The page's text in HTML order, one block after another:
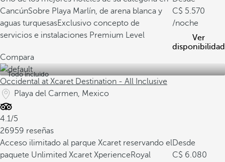
CancúnSobre Playa Marlín, de arena blanca y
aguas turquesasExclusivo concepto de
servicios e instalaciones Premium Level
5.570
/noche
Ver
disponibilidad
Compara
Todo incluido
Occidental at Xcaret Destination - All Inclusive
Playa del Carmen, Mexico
4.1/5
26959 reseñas
Acceso ilimitado al parque Xcaret reservando el
paquete Unlimited Xcaret XperienceRoyal
Desde
6.080